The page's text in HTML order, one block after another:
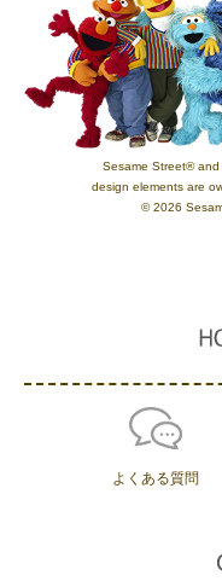
Sesame Street® and
design elements are
© 2026
よくある質問